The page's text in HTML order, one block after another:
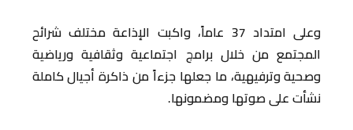
وعلى امتداد 37 عاماً، واكبت الإذاعة مختلف شرائح
المجتمع من خلال برامج اجتماعية وثقافية ورياضية
وصحية وترفيهية، ما جعلها جزءاً من ذاكرة أجيال كاملة
نشأت على صوتها ومضمونها.